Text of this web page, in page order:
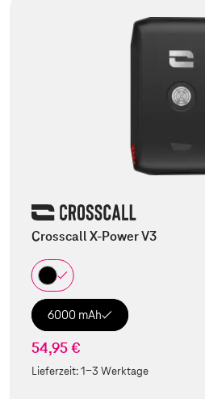
Crosscall X-Power V3
6000 mAh
54,95 €
Lieferzeit:1-3 Werktage